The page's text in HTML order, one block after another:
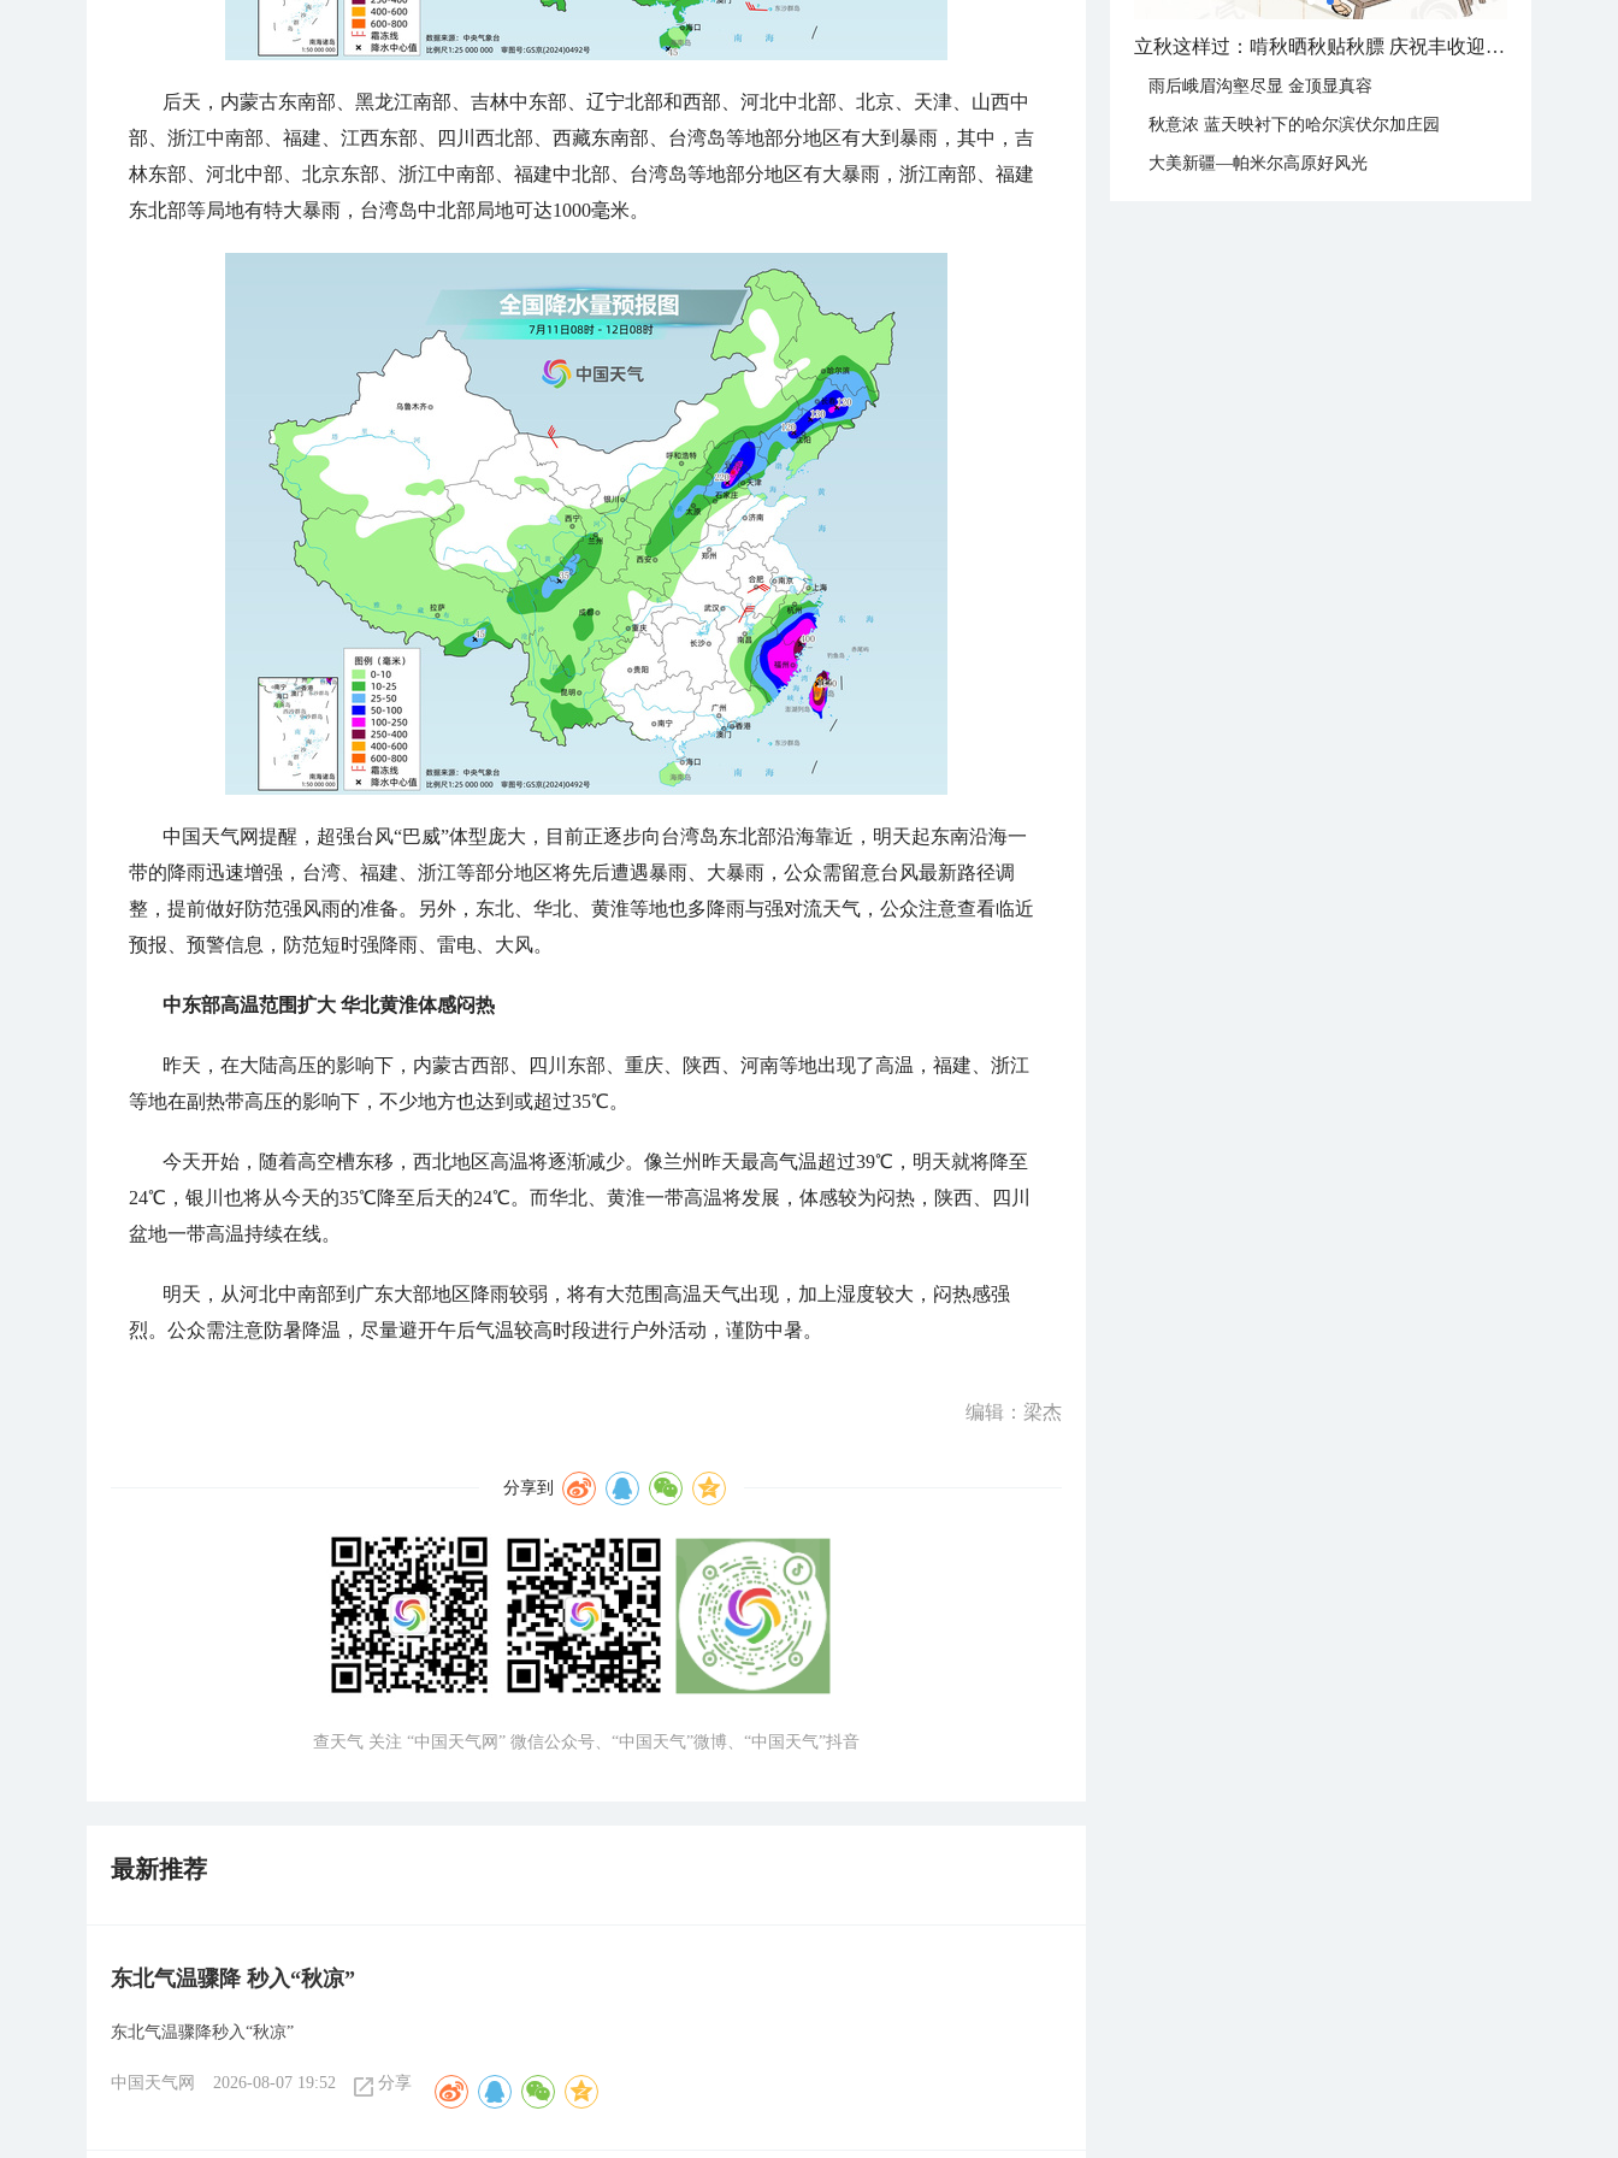
后天，内蒙古东南部、黑龙江南部、吉林中东部、辽宁北部和西部、河北中北部、北京、天津、山西中
部、浙江中南部、福建、江西东部、四川西北部、西藏东南部、台湾岛等地部分地区有大到暴雨，其中，吉
林东部、河北中部、北京东部、浙江中南部、福建中北部、台湾岛等地部分地区有大暴雨，浙江南部、福建
东北部等局地有特大暴雨，台湾岛中北部局地可达1000毫米。
中国天气网提醒，超强台风“巴威”体型庞大，目前正逐步向台湾岛东北部沿海靠近，明天起东南沿海一
带的降雨迅速增强，台湾、福建、浙江等部分地区将先后遭遇暴雨、大暴雨，公众需留意台风最新路径调
整，提前做好防范强风雨的准备。另外，东北、华北、黄淮等地也多降雨与强对流天气，公众注意查看临近
预报、预警信息，防范短时强降雨、雷电、大风。
中东部高温范围扩大 华北黄淮体感闷热
昨天，在大陆高压的影响下，内蒙古西部、四川东部、重庆、陕西、河南等地出现了高温，福建、浙江
等地在副热带高压的影响下，不少地方也达到或超过35℃。
今天开始，随着高空槽东移，西北地区高温将逐渐减少。像兰州昨天最高气温超过39℃，明天就将降至
24℃，银川也将从今天的35℃降至后天的24℃。而华北、黄淮一带高温将发展，体感较为闷热，陕西、四川
盆地一带高温持续在线。
明天，从河北中南部到广东大部地区降雨较弱，将有大范围高温天气出现，加上湿度较大，闷热感强
烈。公众需注意防暑降温，尽量避开午后气温较高时段进行户外活动，谨防中暑。
编辑：梁杰
分享到
查天气 关注 “中国天气网” 微信公众号、“中国天气”微博、“中国天气”抖音
最新推荐
东北气温骤降 秒入“秋凉”
东北气温骤降秒入“秋凉”
中国天气网 2026-08-07 19:52 分享
立秋这样过：啃秋晒秋贴秋膘 庆祝丰收迎秋来
雨后峨眉沟壑尽显 金顶显真容
秋意浓 蓝天映衬下的哈尔滨伏尔加庄园
大美新疆—帕米尔高原好风光